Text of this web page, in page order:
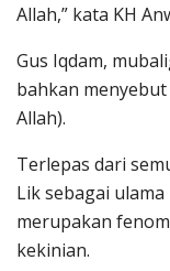
Allah,” kata KH
Gus Iqdam,
bahkan
Allah).
Terlepas dari
Lik sebagai
merupakan
kekinian.